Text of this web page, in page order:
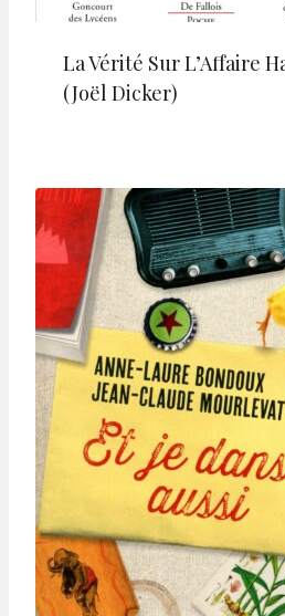
La Vérité Sur L’Affaire
(Joël Dicker)